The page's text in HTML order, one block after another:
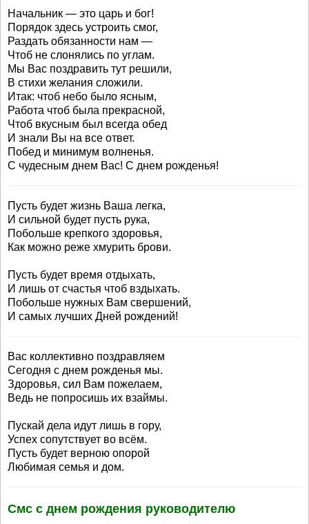
Начальник — это царь и бог!
Порядок здесь устроить смог,
Раздать обязанности нам —
Чтоб не слонялись по углам.
Мы Вас поздравить тут решили,
В стихи желания сложили.
Итак: чтоб небо было ясным,
Работа чтоб была прекрасной,
Чтоб вкусным был всегда обед
И знали Вы на все ответ.
Побед и минимум волненья.
С чудесным днем Вас! С днем рожденья!
Пусть будет жизнь Ваша легка,
И сильной будет пусть рука,
Побольше крепкого здоровья,
Как можно реже хмурить брови.
Пусть будет время отдыхать,
И лишь от счастья чтоб вздыхать.
Побольше нужных Вам свершений,
И самых лучших Дней рождений!
Вас коллективно поздравляем
Сегодня с днем рожденья мы.
Здоровья, сил Вам пожелаем,
Ведь не попросишь их взаймы.
Пускай дела идут лишь в гору,
Успех сопутствует во всём.
Пусть будет верною опорой
Любимая семья и дом.
Смс с днем рождения руководителю